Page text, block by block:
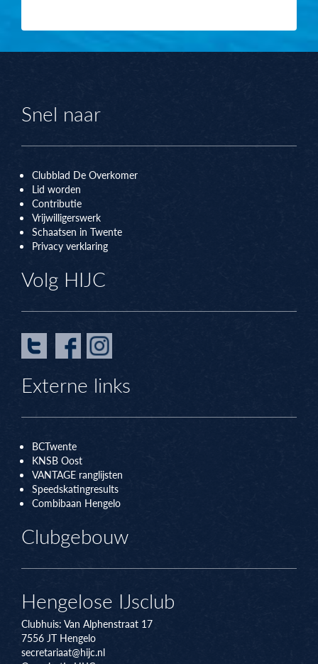
Snel naar
Clubblad De Overkomer
Lid worden
Contributie
Vrijwilligerswerk
Schaatsen in Twente
Privacy verklaring
Volg HIJC
Externe links
BCTwente
KNSB Oost
VANTAGE ranglijsten
Speedskatingresults
Combibaan Hengelo
Clubgebouw
Hengelose IJsclub
Clubhuis: Van Alphenstraat 17
7556 JT Hengelo
secretariaat@hijc.nl